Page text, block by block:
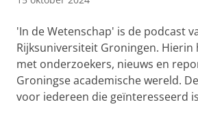
'In de Wetenschap' is de podcast
Rijksuniversiteit Groningen.
met onderzoekers, nieuws en
Groningse academische wereld.
voor iedereen die geïnteresseerd